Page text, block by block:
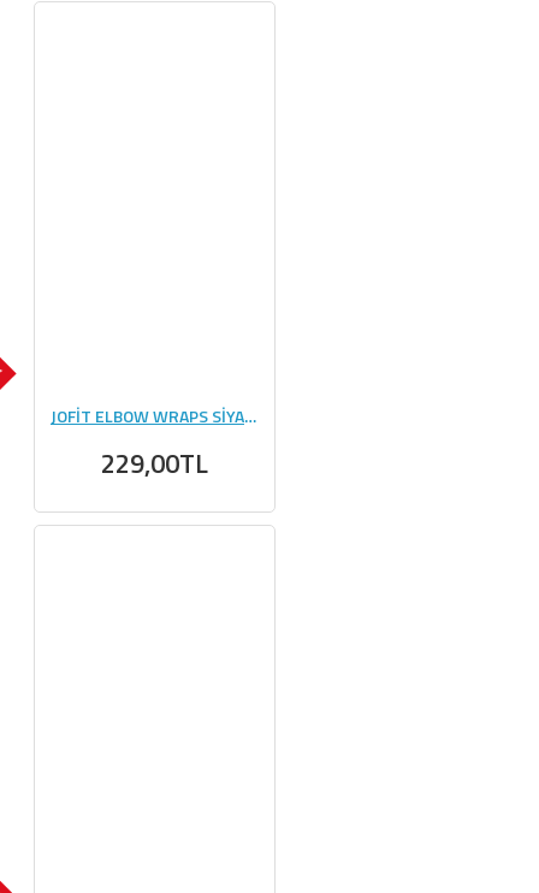
JOFİT ELBOW WRAPS SİYAH - TURUNCU
229,00TL